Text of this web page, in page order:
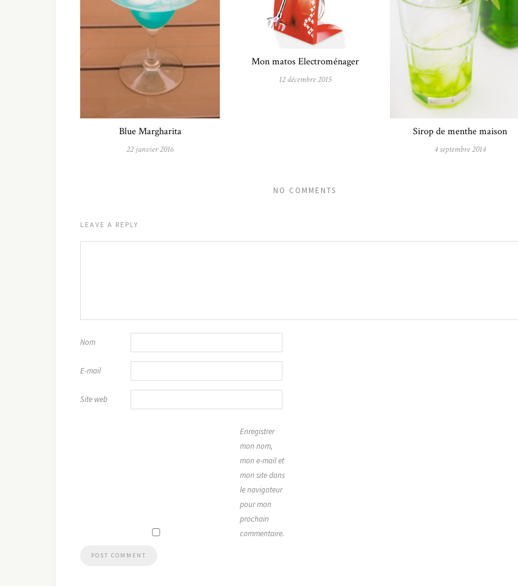
Blue Margharita
22 janvier 2016
Mon matos Electroménager
12 décembre 2015
Sirop de menthe maison
4 septembre 2014
NO COMMENTS
LEAVE A REPLY
Nom
E-mail
Site web
Enregistrer
mon nom,
mon e-mail et
mon site dans
le navigateur
pour mon
prochain
commentaire.